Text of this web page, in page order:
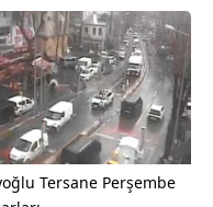
Tersane Perşembe